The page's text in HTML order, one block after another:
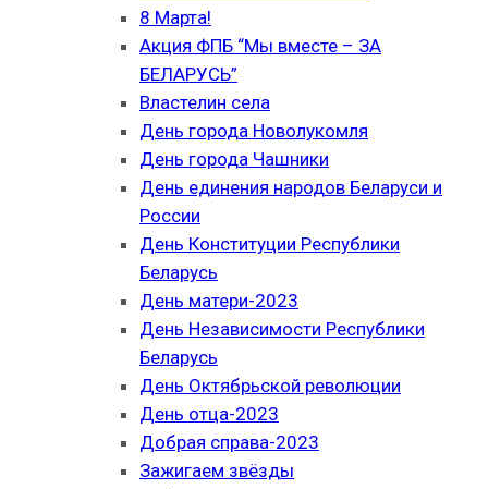
8 Марта!
Акция ФПБ “Мы вместе – ЗА
БЕЛАРУСЬ”
Властелин села
День города Новолукомля
День города Чашники
День единения народов Беларуси и
России
День Конституции Республики
Беларусь
День матери-2023
День Независимости Республики
Беларусь
День Октябрьской революции
День отца-2023
Добрая справа-2023
Зажигаем звёзды